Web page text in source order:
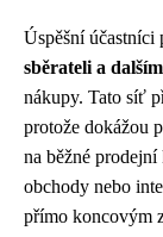
Úspěšní účastníci
sběrateli a
nákupy. Tato síť
protože dokážou
na běžné
obchody nebo
přímo koncovým